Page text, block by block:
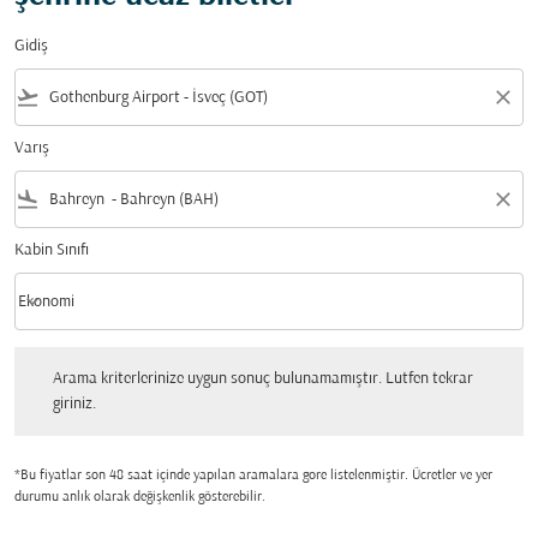
Gidiş
flight_takeoff close
Varış
flight_land close
Kabin Sınıfı
Kabin Sınıfı option Ekonomi Selected
Ekonomi
keyboard_arrow_down
Arama kriterlerinize uygun sonuç bulunamamıştır. Lutfen tekrar
giriniz.
*Bu fiyatlar son 48 saat içinde yapılan aramalara gore listelenmiştir. Ücretler ve yer
durumu anlık olarak değişkenlik gösterebilir.